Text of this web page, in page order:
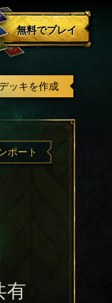
無料でプレイ
ッキを作成
ポート
有